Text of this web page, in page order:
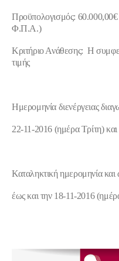
Προϋπολογισμός:
Φ.Π.Α.)
Κριτήριο Ανάθεσης: Η
τιμής
Ημερομηνία διενέργειας
22-11-2016 (ημέραTρίτη)
Καταληκτική ημερομηνία
έως και την 18-11-2016